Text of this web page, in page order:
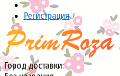
Регистрация
Город доставки: